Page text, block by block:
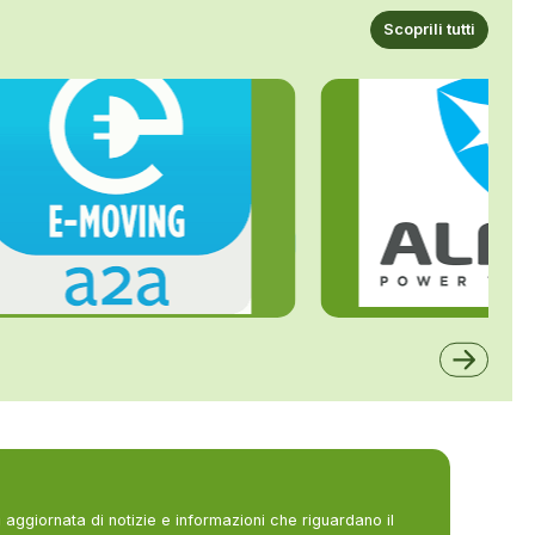
Scoprili tutti
di notizie e informazioni che riguardano il